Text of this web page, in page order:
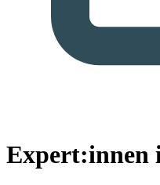
Expert:innen